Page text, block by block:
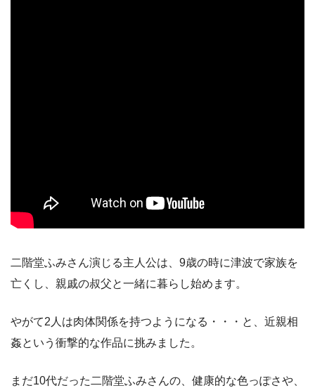
二階堂ふみさん演じる主人公は、9歳の時に津波で家族を
亡くし、親戚の叔父と一緒に暮らし始めます。
やがて2人は肉体関係を持つようになる・・・と、近親相
姦という衝撃的な作品に挑みました。
まだ10代だった二階堂ふみさんの、健康的な色っぽさや、